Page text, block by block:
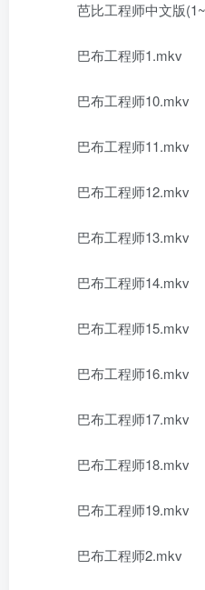
芭比工程师中文版
巴布工程师1.mkv
巴布工程师10.mkv
巴布工程师11.mkv
巴布工程师12.mkv
巴布工程师13.mkv
巴布工程师14.mkv
巴布工程师15.mkv
巴布工程师16.mkv
巴布工程师17.mkv
巴布工程师18.mkv
巴布工程师19.mkv
巴布工程师2.mkv